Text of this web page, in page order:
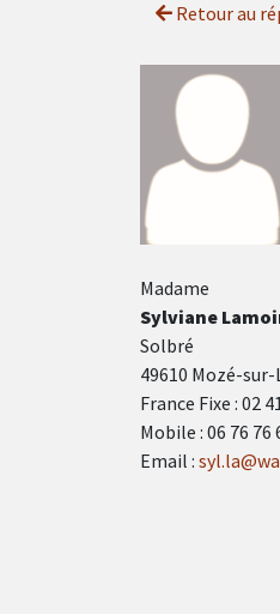
Retour au
Madame
Sylviane
Solbré
49610 Mozé-
France Fixe : 02
Mobile : 06 76 76
Email :